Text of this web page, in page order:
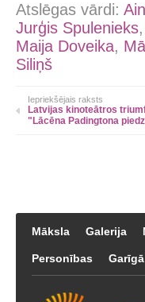
Atslēgas vārdi:
Jurģis Spulenieks,
Maija Doveika,
Siliņš
Iepriekšējais raksts
Latvijas kinoteātros
"Lācēna Padingtona
Māksla Galerija
Personības